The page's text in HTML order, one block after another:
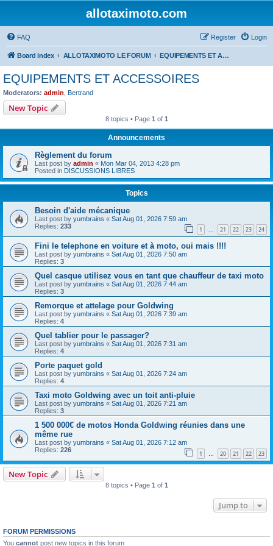
allotaximoto.com
FAQ Login
Register
Board index ALLOTAXIMOTO LE FORUM EQUIPEMENTS ET ACCESSOIRES
EQUIPEMENTS ET ACCESSOIRES
Moderators: admin Bertrand
New Topic
8 topics • Page 1 of 1
Announcements
Règlement du forum
Last post by admin « Mon Mar 04, 2013 4:28 pm
Posted in DISCUSSIONS LIBRES
Topics
Besoin d'aide mécanique
Last post by yumbrains « Sat Aug 01, 2026 7:59 am
Replies: 233 1 21 22 23 24
Fini le telephone en voiture et à moto, oui mais !!!!
Last post by yumbrains « Sat Aug 01, 2026 7:50 am
Replies: 3
Quel casque utilisez vous en tant que chauffeur de taxi moto
Last post by yumbrains « Sat Aug 01, 2026 7:44 am
Replies: 3
Remorque et attelage pour Goldwing
Last post by yumbrains « Sat Aug 01, 2026 7:39 am
Replies: 4
Quel tablier pour le passager?
Last post by yumbrains « Sat Aug 01, 2026 7:31 am
Replies: 4
Porte paquet gold
Last post by yumbrains « Sat Aug 01, 2026 7:24 am
Replies: 4
Taxi moto Goldwing avec un toit anti-pluie
Last post by yumbrains « Sat Aug 01, 2026 7:21 am
Replies: 3
1 500 000€ de motos Honda Goldwing réunies dans une
même rue
Last post by yumbrains « Sat Aug 01, 2026 7:12 am
Replies: 226 1 … 20 21 22 23
New Topic
8 topics • Page 1 of 1
Jump to
FORUM PERMISSIONS
You cannot post new topics in this forum